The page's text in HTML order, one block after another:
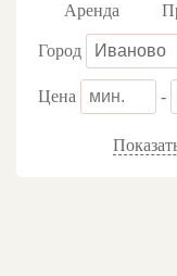
Аренда
Город
Цена -